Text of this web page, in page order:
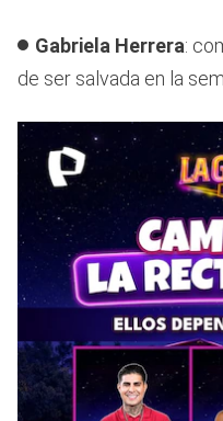
Gabriela Herrera:
de ser salvada en la